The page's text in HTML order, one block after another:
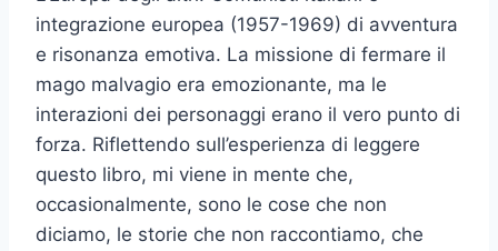
integrazione europea (1957-1969) di avventura
e risonanza emotiva. La missione di fermare il
mago malvagio era emozionante, ma le
interazioni dei personaggi erano il vero punto di
forza. Riflettendo sull’esperienza di leggere
questo libro, mi viene in mente che,
occasionalmente, sono le cose che non
diciamo, le storie che non raccontiamo, che